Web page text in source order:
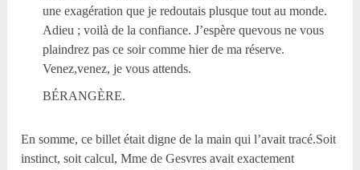
une exagération que je redoutais plusque tout au monde.
Adieu ; voilà de la confiance. J’espère quevous ne vous
plaindrez pas ce soir comme hier de ma réserve.
Venez,venez, je vous attends.
BÉRANGÈRE.
En somme, ce billet était digne de la main qui l’avait tracé.Soit
instinct, soit calcul, Mme de Gesvres avait exactement